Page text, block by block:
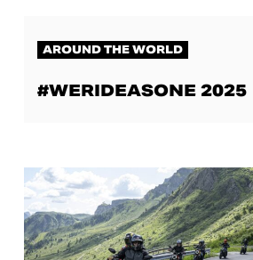
AROUND THE WORLD
#WERIDEASONE 2025